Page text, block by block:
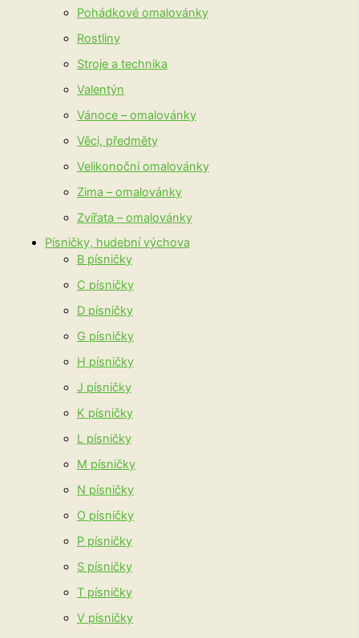
Pohádkové omalovánky
Rostliny
Stroje a technika
Valentýn
Vánoce – omalovánky
Věci, předměty
Velikonoční omalovánky
Zima – omalovánky
Zvířata – omalovánky
Písničky, hudební výchova
B písničky
C písničky
D písničky
G písničky
H písničky
J písničky
K písničky
L písničky
M písničky
N písničky
O písničky
P písničky
S písničky
T písničky
V písničky